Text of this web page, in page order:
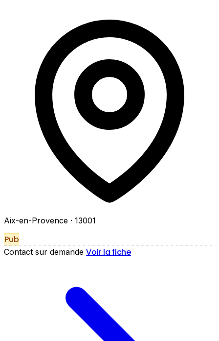
Aix-en-Provence · 13001
Pub
Contact sur demande Voir la fiche